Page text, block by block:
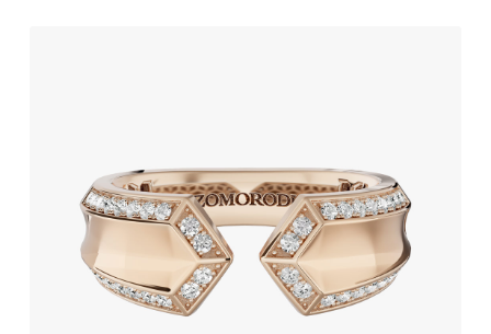
انگشتر جواهر طرح لیورا (Liora)
278,200,000 تومان